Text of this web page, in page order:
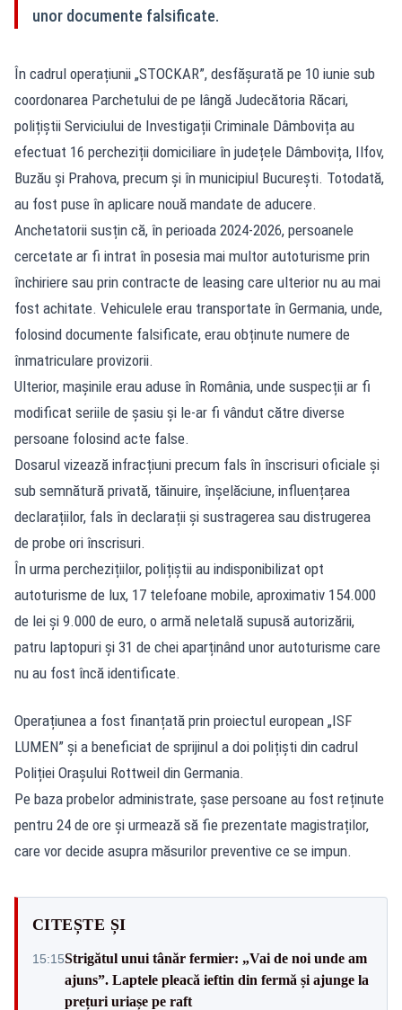
unor documente falsificate.
În cadrul operațiunii „STOCKAR”, desfășurată pe 10 iunie sub
coordonarea Parchetului de pe lângă Judecătoria Răcari,
polițiștii Serviciului de Investigații Criminale Dâmbovița au
efectuat 16 percheziții domiciliare în județele Dâmbovița, Ilfov,
Buzău și Prahova, precum și în municipiul București. Totodată,
au fost puse în aplicare nouă mandate de aducere.
Anchetatorii susțin că, în perioada 2024-2026, persoanele
cercetate ar fi intrat în posesia mai multor autoturisme prin
închiriere sau prin contracte de leasing care ulterior nu au mai
fost achitate. Vehiculele erau transportate în Germania, unde,
folosind documente falsificate, erau obținute numere de
înmatriculare provizorii.
Ulterior, mașinile erau aduse în România, unde suspecții ar fi
modificat seriile de șasiu și le-ar fi vândut către diverse
persoane folosind acte false.
Dosarul vizează infracțiuni precum fals în înscrisuri oficiale și
sub semnătură privată, tăinuire, înșelăciune, influențarea
declarațiilor, fals în declarații și sustragerea sau distrugerea
de probe ori înscrisuri.
În urma perchezițiilor, polițiștii au indisponibilizat opt
autoturisme de lux, 17 telefoane mobile, aproximativ 154.000
de lei și 9.000 de euro, o armă neletală supusă autorizării,
patru laptopuri și 31 de chei aparținând unor autoturisme care
nu au fost încă identificate.
Operațiunea a fost finanțată prin proiectul european „ISF
LUMEN” și a beneficiat de sprijinul a doi polițiști din cadrul
Poliției Orașului Rottweil din Germania.
Pe baza probelor administrate, șase persoane au fost reținute
pentru 24 de ore și urmează să fie prezentate magistraților,
care vor decide asupra măsurilor preventive ce se impun.
CITEȘTE ȘI
15:15Strigătul unui tânăr fermier: „Vai de noi unde am
ajuns”. Laptele pleacă ieftin din fermă și ajunge la
prețuri uriașe pe raft